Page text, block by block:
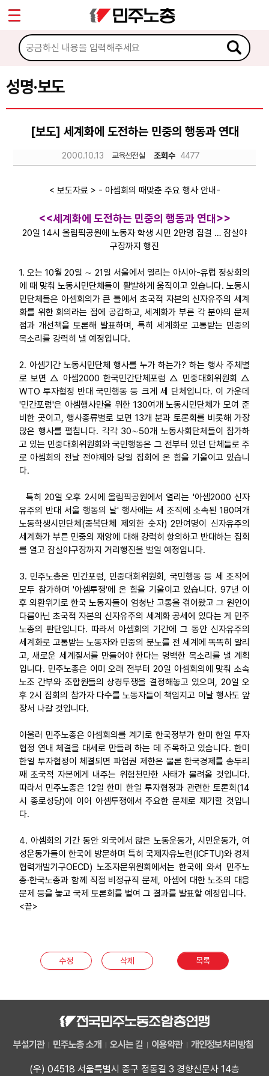
성명·보도
[보도] 세계화에 도전하는 민중의 행동과 연대
2000.10.13 교육선전실 조회수 4477
< 보도자료 > - 아셈회의 때맞춘 주요 행사 안내-
<<세계화에 도전하는 민중의 행동과 연대>>
20일 14시 올림픽공원에 노동자 학생 시민 2만명 집결 … 잠실야
구장까지 행진
1. 오는 10월 20일 ∼ 21일 서울에서 열리는 아시아-유럽 정상회의
에 때 맞춰 노동시민단체들이 활발하게 움직이고 있습니다. 노동시
민단체들은 아셈회의가 큰 틀에서 초국적 자본의 신자유주의 세계
화를 위한 회의라는 점에 공감하고, 세계화가 부른 각 분야의 문제
점과 개선책을 토론해 발표하며, 특히 세계화로 고통받는 민중의
목소리를 강력히 낼 예정입니다.
2. 아셈기간 노동시민단체 행사를 누가 하는가? 하는 행사 주체별
로 보면 △ 아셈2000 한국민간단체포럼 △ 민중대회위원회 △
WTO 투자협정 반대 국민행동 등 크게 세 단체입니다. 이 가운데
'민간포럼'은 아셈행사만을 위한 130여개 노동시민단체가 모여 준
비한 곳이고, 행사종류별로 보면 13개 분과 토론회를 비롯해 가장
많은 행사를 펼칩니다. 각각 30∼50개 노동사회단체들이 참가하
고 있는 민중대회위원회와 국민행동은 그 전부터 있던 단체들로 주
로 아셈회의 전날 전야제와 당일 집회에 온 힘을 기울이고 있습니
다.
특히 20일 오후 2시에 올림픽공원에서 열리는 '아셈2000 신자
유주의 반대 서울 행동의 날' 행사에는 세 조직에 소속된 180여개
노동학생시민단체(중복단체 제외한 숫자) 2만여명이 신자유주의
세계화가 부른 민중의 재앙에 대해 강력히 항의하고 반대하는 집회
를 열고 잠실야구장까지 거리행진을 벌일 예정입니다.
3. 민주노총은 민간포럼, 민중대회위원회, 국민행동 등 세 조직에
모두 참가하며 '아셈투쟁'에 온 힘을 기울이고 있습니다. 97년 이
후 외환위기로 한국 노동자들이 엄청난 고통을 겪어왔고 그 원인이
다름아닌 초국적 자본의 신자유주의 세계화 공세에 있다는 게 민주
노총의 판단입니다. 따라서 아셈회의 기간에 그 동안 신자유주의
세계화로 고통받는 노동자와 민중의 분노를 전 세계에 똑똑히 알리
고, 새로운 세계질서를 만들어야 한다는 명백한 목소리를 낼 계획
입니다. 민주노총은 이미 오래 전부터 20일 아셈회의에 맞춰 소속
노조 간부와 조합원들의 상경투쟁을 결정해놓고 있으며, 20일 오
후 2시 집회의 참가자 다수를 노동자들이 책임지고 이날 행사도 앞
장서 나갈 것입니다.
아울러 민주노총은 아셈회의를 계기로 한국정부가 한미 한일 투자
협정 연내 체결을 대세로 만들려 하는 데 주목하고 있습니다. 한미
한일 투자협정이 체결되면 파업권 제한은 물론 한국경제를 송두리
째 초국적 자본에게 내주는 위험천만한 사태가 몰려올 것입니다.
따라서 민주노총은 12일 한미 한일 투자협정과 관련한 토론회(14
시 종로성당)에 이어 아셈투쟁에서 주요한 문제로 제기할 것입니
다.
4. 아셈회의 기간 동안 외국에서 많은 노동운동가, 시민운동가, 여
성운동가들이 한국에 방문하며 특히 국제자유노련(ICFTU)와 경제
협력개발기구OECD) 노조자문위원회에서는 한국에 와서 민주노
총·한국노총과 함께 직접 비정규직 문제, 아셈에 대한 노조의 대응
문제 등을 놓고 국제 토론회를 벌여 그 결과를 발표할 예정입니다.
<끝>
수정 삭제 목록
부설기관 민주노총 소개 오시는 길 이용약관 개인정보처리방침
(우) 04518 서울특별시 중구 정동길 3 경향신문사 14층
마이페이지
소개
소식
공지사항
성명·보도
자료
업무
Sketchbook5, 스케치북5
Sketchbook5, 스케치북5